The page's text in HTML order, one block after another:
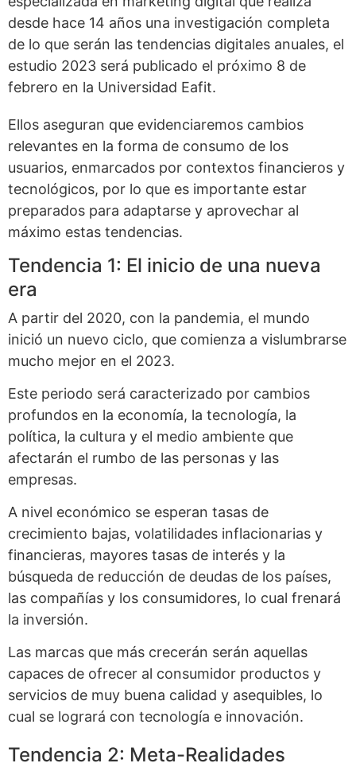
desde hace 14 años una investigación completa
de lo que serán las tendencias digitales anuales, el
estudio 2023 será publicado el próximo 8 de
febrero en la Universidad Eafit.
Ellos aseguran que evidenciaremos cambios
relevantes en la forma de consumo de los
usuarios, enmarcados por contextos financieros y
tecnológicos, por lo que es importante estar
preparados para adaptarse y aprovechar al
máximo estas tendencias.
Tendencia 1: El inicio de una nueva
era
A partir del 2020, con la pandemia, el mundo
inició un nuevo ciclo, que comienza a vislumbrarse
mucho mejor en el 2023.
Este periodo será caracterizado por cambios
profundos en la economía, la tecnología, la
política, la cultura y el medio ambiente que
afectarán el rumbo de las personas y las
empresas.
A nivel económico se esperan tasas de
crecimiento bajas, volatilidades inflacionarias y
financieras, mayores tasas de interés y la
búsqueda de reducción de deudas de los países,
las compañías y los consumidores, lo cual frenará
la inversión.
Las marcas que más crecerán serán aquellas
capaces de ofrecer al consumidor productos y
servicios de muy buena calidad y asequibles, lo
cual se logrará con tecnología e innovación.
Tendencia 2: Meta-Realidades